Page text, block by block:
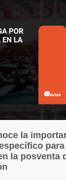
la
para
la posventa